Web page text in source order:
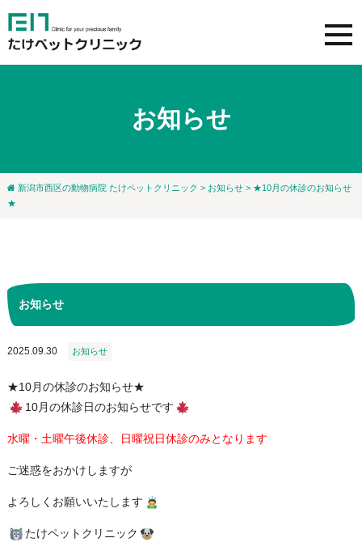
お知らせ
新潟市西区の動物病院 たけペットクリニック > お知らせ> ★10月の休診のお知らせ
★
お知らせ
2025.09.30 お知らせ
★10月の休診のお知らせ★
10月の休診日のお知らせです
水曜・土曜午後休診、日曜祝日休診のみとなります
ご迷惑をおかけしますが
よろしくお願いいたします
たけペットクリニック